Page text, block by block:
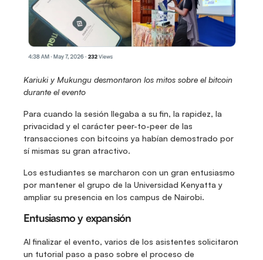
Kariuki y Mukungu desmontaron los mitos sobre el bitcoin
durante el evento
Para cuando la sesión llegaba a su fin, la rapidez, la
privacidad y el carácter peer-to-peer de las
transacciones con bitcoins ya habían demostrado por
sí mismas su gran atractivo.
Los estudiantes se marcharon con un gran entusiasmo
por mantener el grupo de la Universidad Kenyatta y
ampliar su presencia en los campus de Nairobi.
Entusiasmo y expansión
Al finalizar el evento, varios de los asistentes solicitaron
un tutorial paso a paso sobre el proceso de